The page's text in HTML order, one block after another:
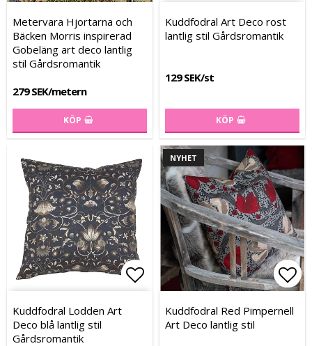
Lägg till i favoritlistan
Lägg till i favoritlistan
Metervara Hjortarna och
Bäcken Morris inspirerad
Gobeläng art deco lantlig
stil Gårdsromantik
279 SEK/metern
KÖP
Kuddfodral Art Deco rost
lantlig stil Gårdsromantik
129 SEK/st
KÖP
Lägg till i favoritlistan
Lägg till i favoritlistan
Kuddfodral Lodden Art
Deco blå lantlig stil
Gårdsromantik
NYHET
Kuddfodral Red Pimpernell
Art Deco lantlig stil